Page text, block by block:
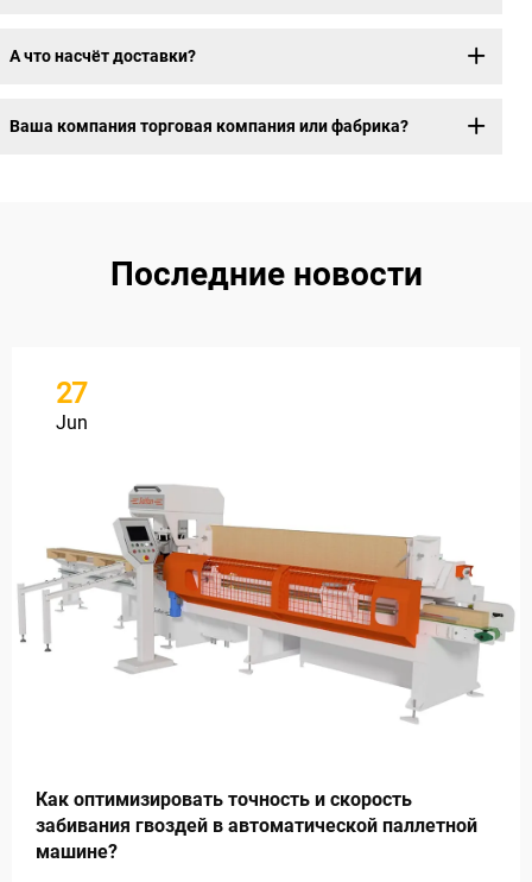
А что насчёт доставки?
Ваша компания торговая компания или фабрика?
Последние новости
27
Jun
Как оптимизировать точность и скорость
забивания гвоздей в автоматической паллетной
машине?